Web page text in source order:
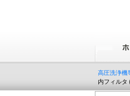
高圧洗浄機
内フィルタ